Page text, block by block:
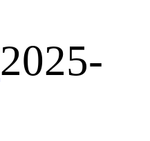
2025-